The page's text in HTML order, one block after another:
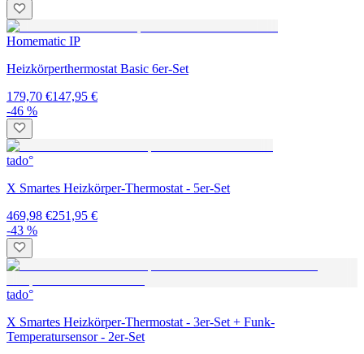
Homematic IP
Heizkörperthermostat Basic 6er-Set
179,70 €147,95 €
-46 %
tado°
X Smartes Heizkörper-Thermostat - 5er-Set
469,98 €251,95 €
-43 %
tado°
X Smartes Heizkörper-Thermostat - 3er-Set + Funk-
Temperatursensor - 2er-Set